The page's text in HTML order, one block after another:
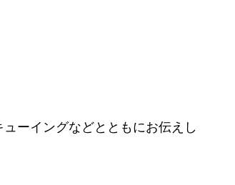
ーイングなどとともにお伝えし